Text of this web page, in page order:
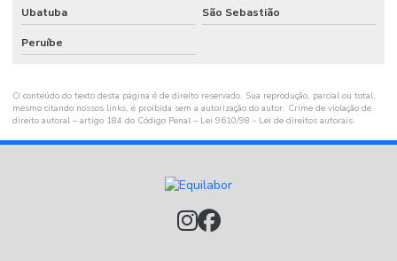
Ubatuba São Sebastião
Peruíbe
O conteúdo do texto desta página é de direito reservado. Sua reprodução, parcial ou total,
mesmo citando nossos links, é proibida sem a autorização do autor. Crime de violação de
direito autoral – artigo 184 do Código Penal – Lei 9610/98 - Lei de direitos autorais.